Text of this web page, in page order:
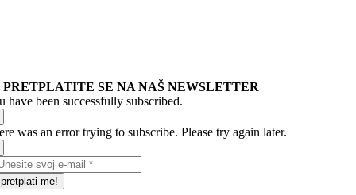
PRETPLATITE SE NA NAŠ NEWSLETTER
have been successfully subscribed.
was an error trying to subscribe. Please try again later.
pretplati me!